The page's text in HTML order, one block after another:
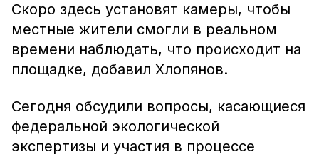
Скоро здесь установят камеры, чтобы
местные жители смогли в реальном
времени наблюдать, что происходит на
площадке, добавил Хлопянов.
Сегодня обсудили вопросы, касающиеся
федеральной экологической
экспертизы и участия в процессе